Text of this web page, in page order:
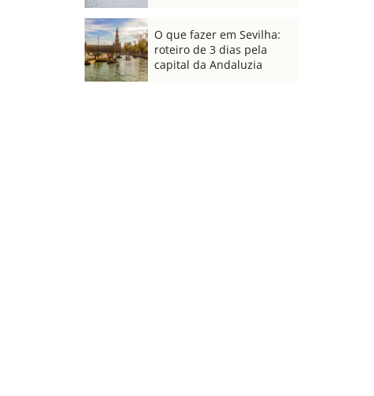
O que fazer em Sevilha:
roteiro de 3 dias pela
capital da Andaluzia